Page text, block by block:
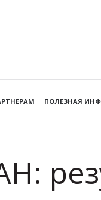
ПОЛЕЗНАЯ